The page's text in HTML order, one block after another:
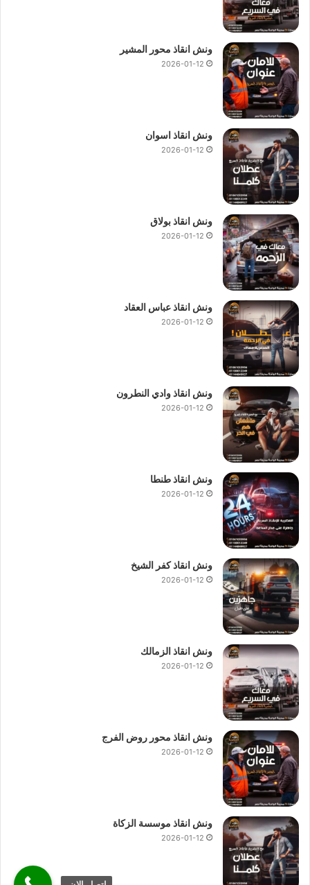
ونش انقاذ محور المشير
2026-01-12
ونش انقاذ اسوان
2026-01-12
ونش انقاذ بولاق
2026-01-12
ونش انقاذ عباس العقاد
2026-01-12
ونش انقاذ وادي النطرون
2026-01-12
ونش انقاذ طنطا
2026-01-12
ونش انقاذ كفر الشيخ
2026-01-12
ونش انقاذ الزمالك
2026-01-12
ونش انقاذ محور روض الفرج
2026-01-12
ونش انقاذ موسسة الزكاة
2026-01-12